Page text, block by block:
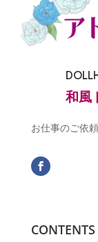
和風
お仕事のご依
CONTENTS